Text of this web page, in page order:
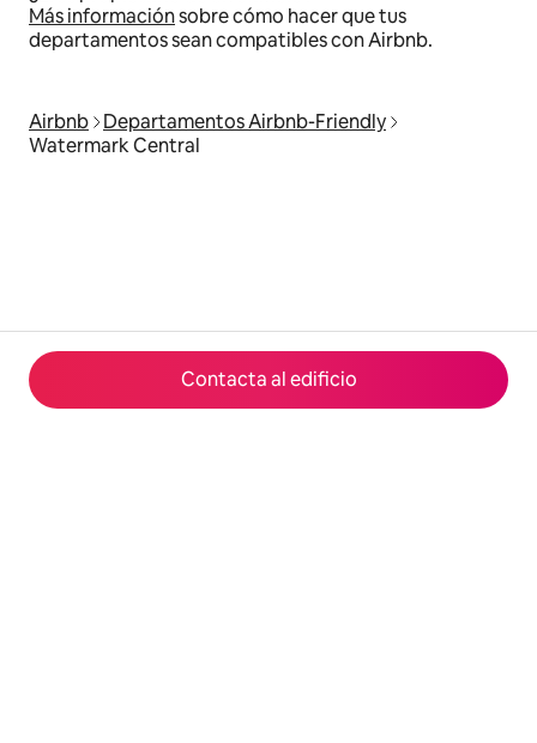
Contacta al edificio
Más informaciónsobre cómo hacer que tus
departamentos sean compatibles con Airbnb.
Airbnb
Departamentos Airbnb-Friendly
Watermark Central